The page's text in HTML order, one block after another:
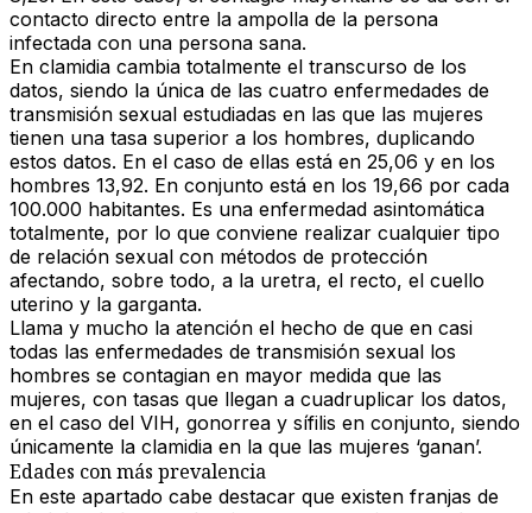
contacto directo entre la ampolla de la persona
infectada con una persona sana.
En clamidia cambia totalmente el transcurso de los
datos, siendo la única de las cuatro enfermedades de
transmisión sexual estudiadas en las que las mujeres
tienen una tasa superior a los hombres, duplicando
estos datos. En el caso de ellas está en 25,06 y en los
hombres 13,92. En conjunto está en los 19,66 por cada
100.000 habitantes. Es una enfermedad asintomática
totalmente, por lo que conviene realizar cualquier tipo
de relación sexual con métodos de protección
afectando, sobre todo, a la uretra, el recto, el cuello
uterino y la garganta.
Llama y mucho la atención el hecho de que en casi
todas las enfermedades de transmisión sexual los
hombres se contagian en mayor medida que las
mujeres, con tasas que llegan a cuadruplicar los datos,
en el caso del VIH, gonorrea y sífilis en conjunto, siendo
únicamente la clamidia en la que las mujeres ‘ganan’.
Edades con más prevalencia
En este apartado cabe destacar que existen franjas de